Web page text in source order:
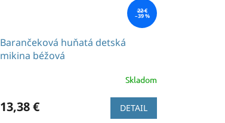
22 €
–39 %
Barančeková huňatá detská
mikina béžová
Skladom
13,38 € DETAIL